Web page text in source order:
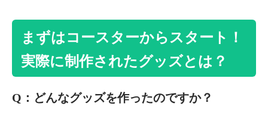
まずはコースターからスタート！
実際に制作されたグッズとは？
Q：どんなグッズを作ったのですか？